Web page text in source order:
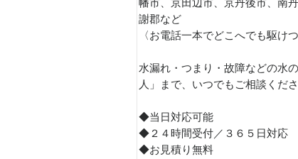
幡市、京田辺市、京丹後市、南
謝郡など
〈お電話一本でどこへでも駆け
水漏れ・つまり・故障などの水
人」まで、いつでもご相談くださ
◆当日対応可能
◆２４時間受付／３６５日対応
◆お見積り無料